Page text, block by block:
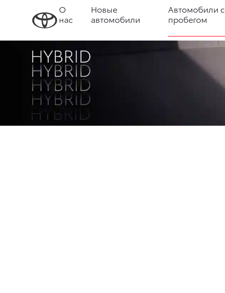
О
нас
Новые
автомобили
Автомобили с
пробегом